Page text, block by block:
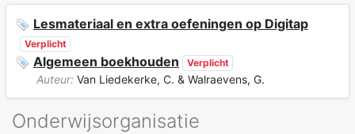
Lesmateriaal en extra oefeningen op Digitap
Verplicht
Algemeen boekhouden Verplicht
Auteur: Van Liedekerke, C. & Walraevens, G.
Onderwijsorganisatie